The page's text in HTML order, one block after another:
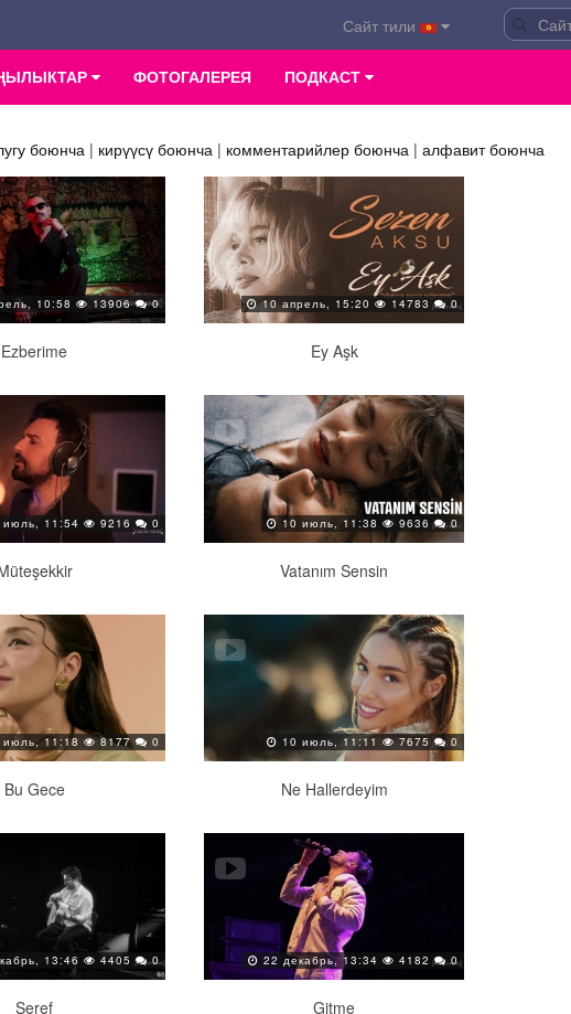
Сайт тили
ФОТОГАЛЕРЕЯ ПОДКАСТ
боюнча | кирүүсү боюнча | комментарийлер боюнча | алфавит боюнча
10:58 13906 0
Ezberime
10 апрель, 15:20 14783 0
Ey Aşk
июль, 11:54 9216 0 10 июль, 11:38 9636 0
Vatanım Sensin
июль, 11:18 8177 0
Bu Gece
10 июль, 11:11 7675 0
Ne Hallerdeyim
13:46 4405 0
Şeref
22 декабрь, 13:34 4182 0
Gitme